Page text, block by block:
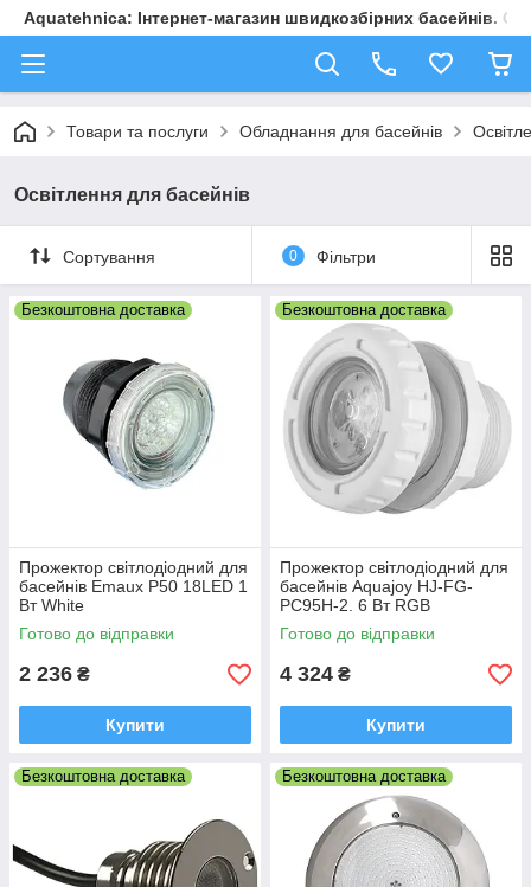
Aquatehnica: Інтернет-магазин швидкозбірних басейнів.
Товари та послуги Обладнання для басейнів
Освітлення для басейнів
Сортування 0 Фільтри
Безкоштовна доставка
Прожектор світлодіодний для
басейнів Emaux P50 18LED 1
Вт White
Готово до відправки
2 236 ₴
Купити
Безкоштовна доставка
Прожектор світлодіодний для
басейнів Aquajoy HJ-FG-
PC95H-2. 6 Вт RGB
Готово до відправки
4 324 ₴
Купити
Безкоштовна доставка Безкоштовна доставка